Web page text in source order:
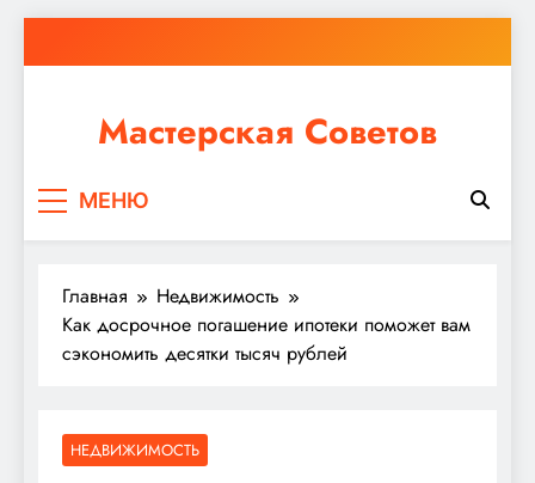
к
Мастерская Советов
ремонт или крупное строительство, в Мастерской
МЕНЮ
Главная
Недвижимость
Как досрочное погашение ипотеки поможет вам
сэкономить десятки тысяч рублей
НЕДВИЖИМОСТЬ